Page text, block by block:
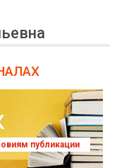
публикации